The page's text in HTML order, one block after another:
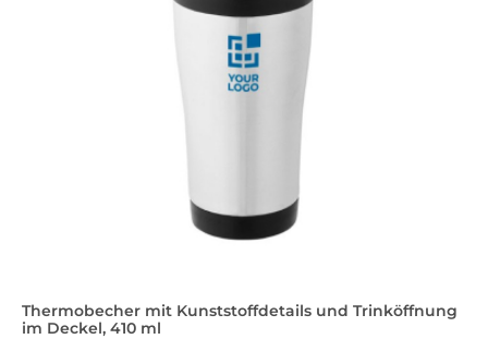
Thermobecher mit Kunststoffdetails und Trinköffnung
im Deckel, 410 ml